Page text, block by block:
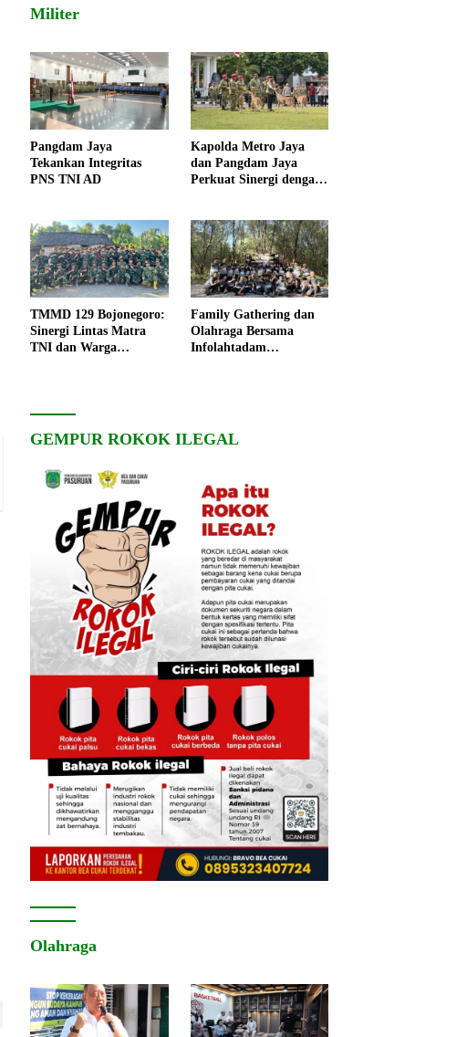
Militer
Pangdam Jaya
Tekankan Integritas
PNS TNI AD
Kapolda Metro Jaya
dan Pangdam Jaya
Perkuat Sinergi dengan
TMMD 129 Bojonegoro:
Sinergi Lintas Matra
TNI dan Warga
Family Gathering dan
Olahraga Bersama
Infolahtadam
GEMPUR ROKOK ILEGAL
Olahraga